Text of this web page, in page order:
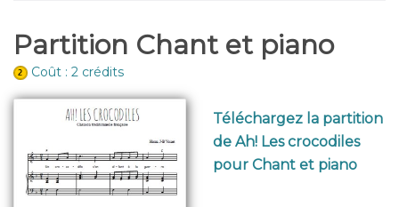
Partition Chant et piano
Coût : 2 crédits
Téléchargez la partition
de Ah! Les crocodiles
pour Chant et piano